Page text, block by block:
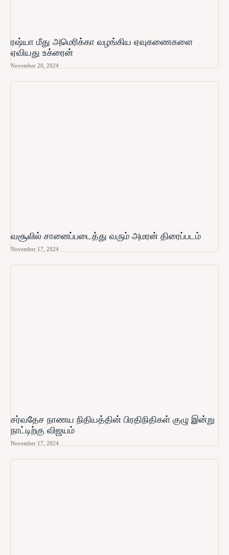
ரஷ்யா மீது அமெரிக்கா வழங்கிய ஏவுகணைகளை
ஏவியது உக்ரைன்
November 20, 2024
வசூலில் சானைப்படைத்து வரும் அமரன் திரைப்படம்
November 17, 2024
சர்வதேச நாணய நிதியத்தின் பிரதிநிதிகள் குழு இன்று
நாட்டிற்கு விஜயம்
November 17, 2024